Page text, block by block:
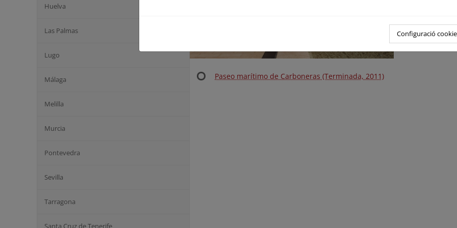
Huelva
Las Palmas
Lugo
Málaga
Melilla
Murcia
Pontevedra
Sevilla
Tarragona
Santa Cruz de Tenerife
Paseo marítimo de Carboneras (Terminada, 2011)
Configuració